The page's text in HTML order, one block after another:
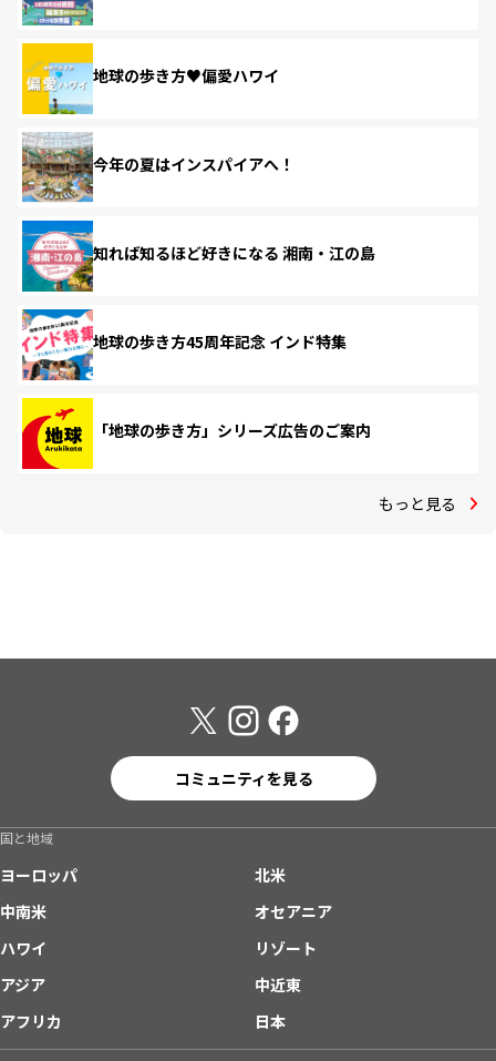
地球の歩き方♥偏愛ハワイ
今年の夏はインスパイアへ！
知れば知るほど好きになる 湘南・江の島
地球の歩き方45周年記念 インド特集
「地球の歩き方」シリーズ広告のご案内
もっと見る
コミュニティを見る
国と地域
ヨーロッパ
北米
中南米
オセアニア
ハワイ
リゾート
アジア
中近東
アフリカ
日本